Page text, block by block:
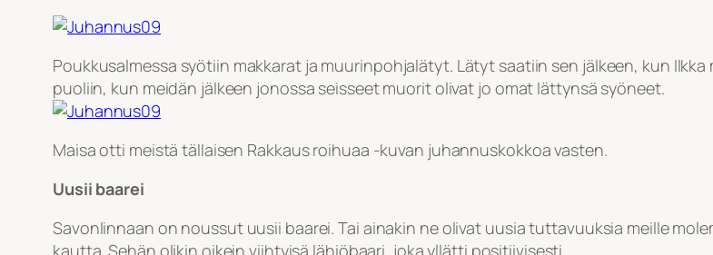
Poukkusalmessa syötiin makkarat ja muurinpohjalätyt. Lätyt saatiin sen jälkeen, kun
puoliin, kun meidän jälkeen jonossa seisseet muorit olivat jo omat lättynsä syöneet.
Maisa otti meistä tällaisen Rakkaus roihuaa -kuvan juhannuskokkoa vasten.
Uusii baarei
Savonlinnaan on noussut uusii baarei. Tai ainakin ne olivat uusia tuttavuuksia meille